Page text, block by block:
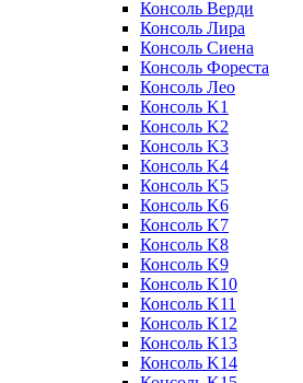
Консоль Верди
Консоль Лира
Консоль Сиена
Консоль Фореста
Консоль Лео
Консоль K1
Консоль K2
Консоль K3
Консоль K4
Консоль K5
Консоль K6
Консоль K7
Консоль K8
Консоль K9
Консоль K10
Консоль K11
Консоль K12
Консоль K13
Консоль K14